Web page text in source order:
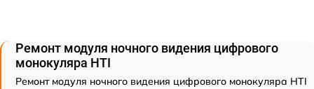
Ремонт модуля ночного видения цифрового
монокуляра HTI
Ремонт модуля ночного видения цифрового монокуляра HTI